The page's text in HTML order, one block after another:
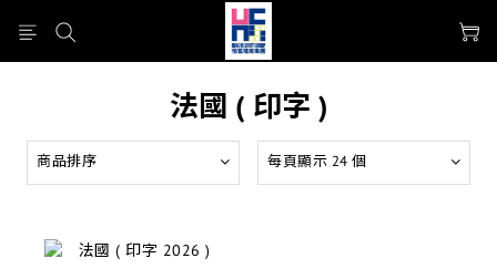
法國 ( 印字 )
商品排序 每頁顯示 24 個